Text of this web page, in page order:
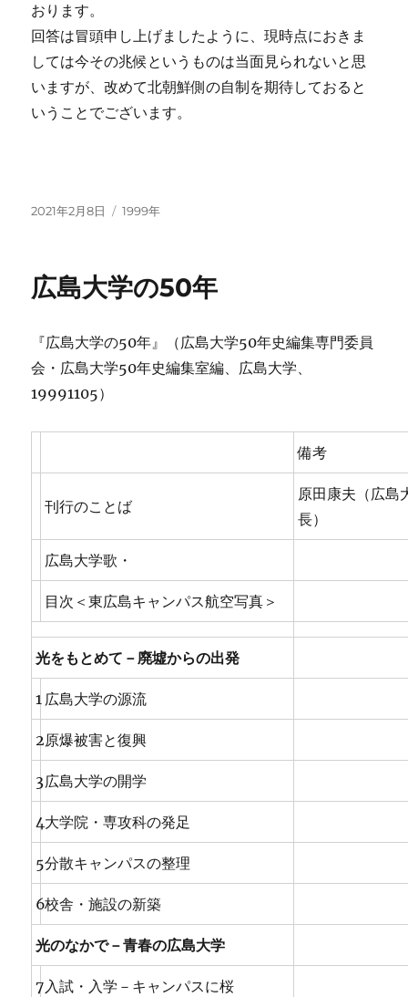
おります。
回答は冒頭申し上げましたように、現時点におきま
しては今その兆候というものは当面見られないと思
いますが、改めて北朝鮮側の自制を期待しておると
いうことでございます。
投
2021年2月8日
カ
ー
1999年
広島大学の50年
『広島大学の50年』（広島大学50年史編集専門委員
会・広島大学50年史編集室編、広島大学、
19991105）
備考
刊行のことば
原田康夫（広島
長）
広島大学歌・
目次＜東広島キャンパス航空写真＞
光をもとめて－廃墟からの出発
1 広島大学の源流
2原爆被害と復興
3広島大学の開学
4大学院・専攻科の発足
5分散キャンパスの整理
6校舎・施設の新築
光のなかで－青春の広島大学
7入試・入学－キャンパスに桜